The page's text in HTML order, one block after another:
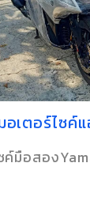
อเตอร์ไซค์
ค์มือสอง